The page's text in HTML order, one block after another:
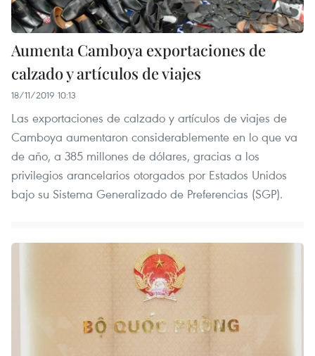
Aumenta Camboya exportaciones de
calzado y artículos de viajes
18/11/2019 10:13
Las exportaciones de calzado y artículos de viajes de
Camboya aumentaron considerablemente en lo que va
de año, a 385 millones de dólares, gracias a los
privilegios arancelarios otorgados por Estados Unidos
bajo su Sistema Generalizado de Preferencias (SGP).